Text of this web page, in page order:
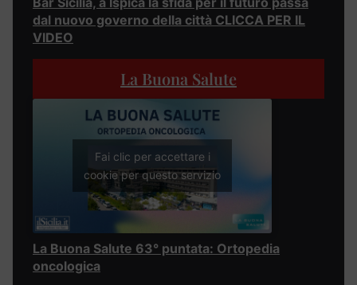
dal nuovo governo della città CLICCA PER IL
VIDEO
La Buona Salute
Fai clic per accettare i
cookie per questo servizio
La Buona Salute 63° puntata: Ortopedia
oncologica